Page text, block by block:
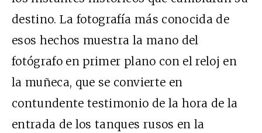
destino. La fotografía más conocida de
esos hechos muestra la mano del
fotógrafo en primer plano con el reloj en
la muñeca, que se convierte en
contundente testimonio de la hora de la
entrada de los tanques rusos en la